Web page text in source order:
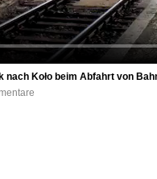
nach Koło beim Abfahrt von